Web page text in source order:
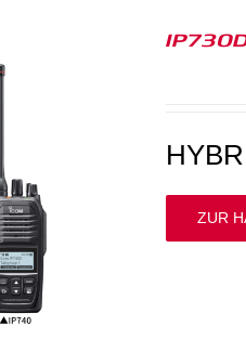
ZUR